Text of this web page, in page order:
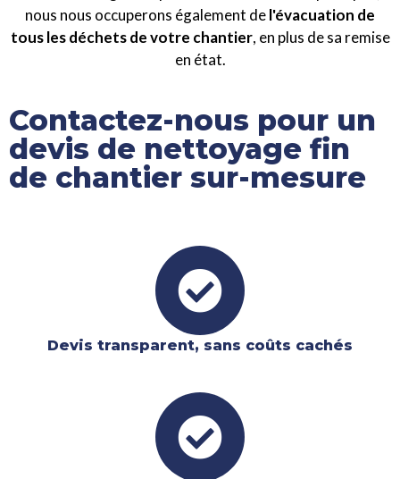
nous nous occuperons également del'évacuation de
tous les déchets de votre chantier, en plus de sa remise
en état.
Contactez-nous pour un
devis de nettoyage fin
de chantier sur-mesure
Devis transparent, sans coûts cachés